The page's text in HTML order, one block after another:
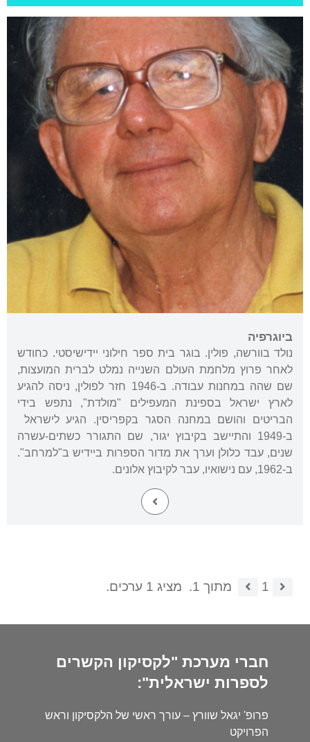
ביוגרפיה
נולד בוורשה, פולין. בוגר בית ספר חילוני יידישיסטי. כחודש
לאחר פרוץ מלחמת העולם השנייה נמלט לברית המועצות,
שם שהה במחנות עבודה. ב-1946 חזר לפולין, ניסה להגיע
לארץ ישראל בספינת המעפילים "מולדת", נתפש בידי
הבריטים והושם במחנה הסגר בקפריסין. הגיע לישראל
ב-1949 והתיישב בקיבוץ יגור, שם התגורר כשתים-עשרה
שנים, עבד כלולן וערך את מדור הספרות ביידיש ב"למרחב".
ב-1962, עם נישואיו, עבר לקיבוץ אלונים.
1 מתוך 1. מציג 1 ערכים.
חברי מערכת "לקסיקון הקשרים
לספרות ישראלית":
פרופ' יגאל שוורץ – עורך ראשי של הלקסיקון וראש
הפרויקט